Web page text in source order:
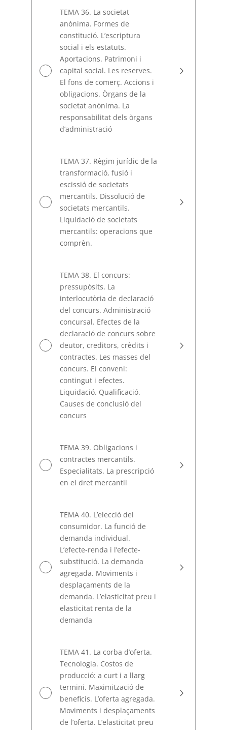
TEMA 36. La societat
anònima. Formes de
constitució. L’escriptura
social i els estatuts.
Aportacions. Patrimoni i
capital social. Les reserves.
El fons de comerç. Accions i
obligacions. Òrgans de la
societat anònima. La
responsabilitat dels òrgans
d’administració
TEMA 37. Règim jurídic de la
transformació, fusió i
escissió de societats
mercantils. Dissolució de
societats mercantils.
Liquidació de societats
mercantils: operacions que
comprèn.
TEMA 38. El concurs:
pressupòsits. La
interlocutòria de declaració
del concurs. Administració
concursal. Efectes de la
declaració de concurs sobre
deutor, creditors, crèdits i
contractes. Les masses del
concurs. El conveni:
contingut i efectes.
Liquidació. Qualificació.
Causes de conclusió del
concurs
TEMA 39. Obligacions i
contractes mercantils.
Especialitats. La prescripció
en el dret mercantil
TEMA 40. L’elecció del
consumidor. La funció de
demanda individual.
L’efecte-renda i l’efecte-
substitució. La demanda
agregada. Moviments i
desplaçaments de la
demanda. L’elasticitat preu i
elasticitat renta de la
demanda
TEMA 41. La corba d’oferta.
Tecnologia. Costos de
producció: a curt i a llarg
termini. Maximització de
beneficis. L’oferta agregada.
Moviments i desplaçaments
de l’oferta. L’elasticitat preu